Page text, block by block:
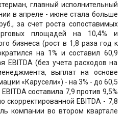
главный исполнительный
в апреле - июне стала больше
за счет роста сопоставимых
площадей на 10,4% и
бизнеса (рост в 1,8 раза год к
на 1% и составил 60,9
EBITDA (без учета расходов на
выплат на основе
«Карусели») - на 3% - до 60,5
составила 7,9 против 9,5%
скорректированной EBITDA - 7,8
компании во втором квартале